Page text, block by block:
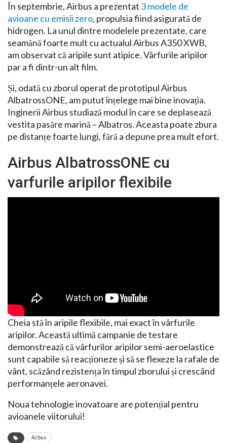
În septembrie, Airbus a prezentat 3 modele de
avioane cu emisii zero, propulsia fiind asigurată de
hidrogen. La unul dintre modelele prezentate, care
seamănă foarte mult cu actualul Airbus A350 XWB,
am observat că aripile sunt atipice. Vârfurile aripilor
par a fi dintr-un alt film.
Și, odată cu zborul operat de prototipul Airbus
AlbatrossONE, am putut înțelege mai bine inovația.
Inginerii Airbus studiază modul în care se deplasează
vestita pasăre marină – Albatros. Aceasta poate zbura
pe distanțe foarte lungi, fără a depune prea mult efort.
Airbus AlbatrossONE cu
varfurile aripilor flexibile
Cheia stă în aripile flexibile, mai exact în vârfurile
aripilor. Această ultimă campanie de testare
demonstrează că vârfurilor aripilor semi-aeroelastice
sunt capabile să reacționeze și să se flexeze la rafale de
vânt, scăzând rezistența în timpul zborului și crescând
performanțele aeronavei.
Noua tehnologie inovatoare are potențial pentru
avioanele viitorului!
Airbus